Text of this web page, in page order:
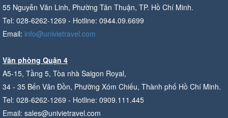
55 Nguyễn Văn Linh, Phường Tân Thuận, TP. Hồ Chí Minh.
Tel: 028-6262-1269 - Hotline: 0944.09.6699
Email: info@univietravel.com
Văn phòng Quận 4
A5-15, Tầng 5, Tòa nhà Saigon Royal,
34 - 35 Bến Vân Đồn, Phường Xóm Chiếu, Thành phố Hồ Chí Minh.
Tel: 028-6262-1269 - Hotline: 0909.111.445
Email: sales@univietravel.com